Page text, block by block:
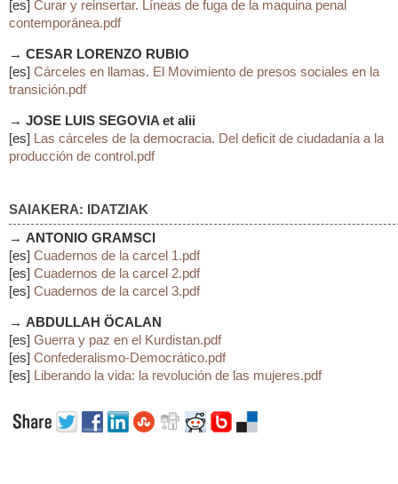
[es] Curar y reinsertar. Líneas de fuga de la maquina penal
contemporánea.pdf
→ CESAR LORENZO RUBIO
[es] Cárceles en llamas. El Movimiento de presos sociales en la
transición.pdf
→ JOSE LUIS SEGOVIA et alii
[es] Las cárceles de la democracia. Del deficit de ciudadanía a la
producción de control.pdf
SAIAKERA: IDATZIAK
→ ANTONIO GRAMSCI
[es] Cuadernos de la carcel 1.pdf
[es] Cuadernos de la carcel 2.pdf
[es] Cuadernos de la carcel 3.pdf
→ ABDULLAH ÖCALAN
[es] Guerra y paz en el Kurdistan.pdf
[es] Confederalismo-Democrático.pdf
[es] Liberando la vida: la revolución de las mujeres.pdf